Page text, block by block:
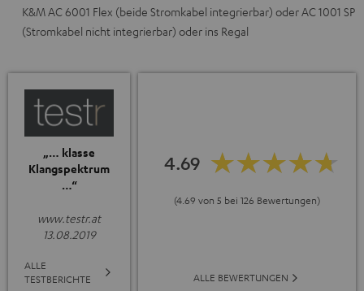
K&M AC 6001 Flex (beide Stromkabel integrierbar) oder AC 1001 SP
(Stromkabel nicht integrierbar) oder ins Regal
„… klasse
Klangspektrum
…“
www.testr.at
13.08.2019
ALLE
TESTBERICHTE
4.69
(4.69 von 5 bei 126 Bewertungen)
ALLE BEWERTUNGEN